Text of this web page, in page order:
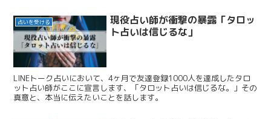
占いを受ける
現役占い師が衝撃の暴露「タロッ
ト占いは信じるな」
LINEトーク占いにおいて、4ヶ月で友達登録1000人を達成したタロ
ット占い師がここに宣言します、「タロット占いは信じるな。」その
真意と、本当に伝えたいことを話します。